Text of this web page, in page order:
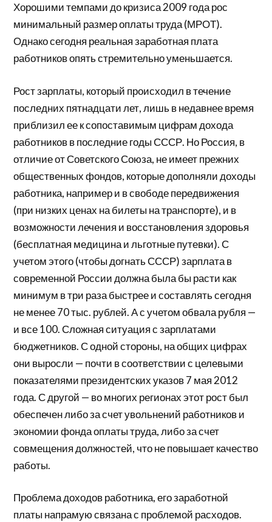
Хорошими темпами до кризиса 2009 года рос
минимальный размер оплаты труда (МРОТ).
Однако сегодня реальная заработная плата
работников опять стремительно уменьшается.
Рост зарплаты, который происходил в течение
последних пятнадцати лет, лишь в недавнее время
приблизил ее к сопоставимым цифрам дохода
работников в последние годы СССР. Но Россия, в
отличие от Советского Союза, не имеет прежних
общественных фондов, которые дополняли доходы
работника, например и в свободе передвижения
(при низких ценах на билеты на транспорте), и в
возможности лечения и восстановления здоровья
(бесплатная медицина и льготные путевки). С
учетом этого (чтобы догнать СССР) зарплата в
современной России должна была бы расти как
минимум в три раза быстрее и составлять сегодня
не менее 70 тыс. рублей. А с учетом обвала рубля —
и все 100. Сложная ситуация с зарплатами
бюджетников. С одной стороны, на общих цифрах
они выросли — почти в соответствии с целевыми
показателями президентских указов 7 мая 2012
года. С другой — во многих регионах этот рост был
обеспечен либо за счет увольнений работников и
экономии фонда оплаты труда, либо за счет
совмещения должностей, что не повышает качество
работы.
Проблема доходов работника, его заработной
платы напрамую связана с проблемой расходов.